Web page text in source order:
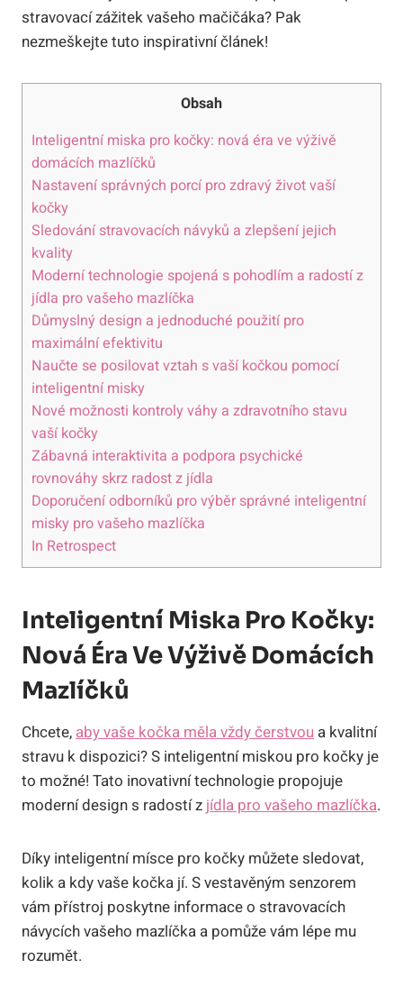
stravovací zážitek vašeho mačičáka? Pak
nezmeškejte tuto inspirativní článek!
Obsah
Inteligentní miska pro kočky: nová éra ve výživě
domácích mazlíčků
Nastavení správných porcí pro zdravý život vaší
kočky
Sledování stravovacích návyků a zlepšení jejich
kvality
Moderní technologie spojená s pohodlím a radostí z
jídla pro vašeho mazlíčka
Důmyslný design a jednoduché použití pro
maximální efektivitu
Naučte se posilovat vztah s vaší kočkou pomocí
inteligentní misky
Nové možnosti kontroly váhy a zdravotního stavu
vaší kočky
Zábavná interaktivita a podpora psychické
rovnováhy skrz radost z jídla
Doporučení odborníků pro výběr správné inteligentní
misky pro vašeho mazlíčka
In Retrospect
Inteligentní Miska Pro Kočky:
Nová Éra Ve Výživě Domácích
Mazlíčků
Chcete, aby vaše kočka měla vždy čerstvou a kvalitní
stravu k dispozici? S inteligentní miskou pro kočky je
to možné! Tato inovativní technologie propojuje
moderní design s radostí z jídla pro vašeho mazlíčka.
Díky inteligentní mísce pro kočky můžete sledovat,
kolik a kdy vaše kočka jí. S vestavěným senzorem
vám přístroj poskytne informace o stravovacích
návycích vašeho mazlíčka a pomůže vám lépe mu
rozumět.